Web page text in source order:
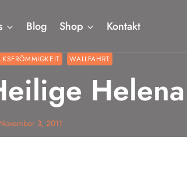
Blog Shop Kontakt
WALLFAHRT
November 3, 2011